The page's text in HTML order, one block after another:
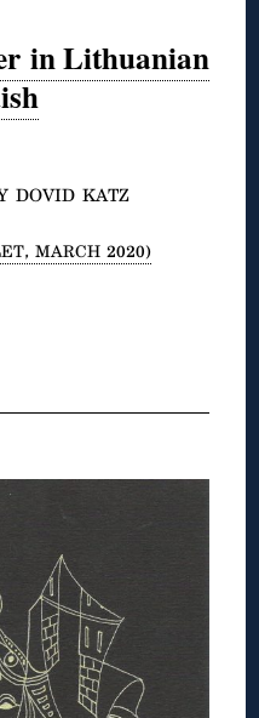
in Lithuanian
DOVID KATZ
MARCH 2020)